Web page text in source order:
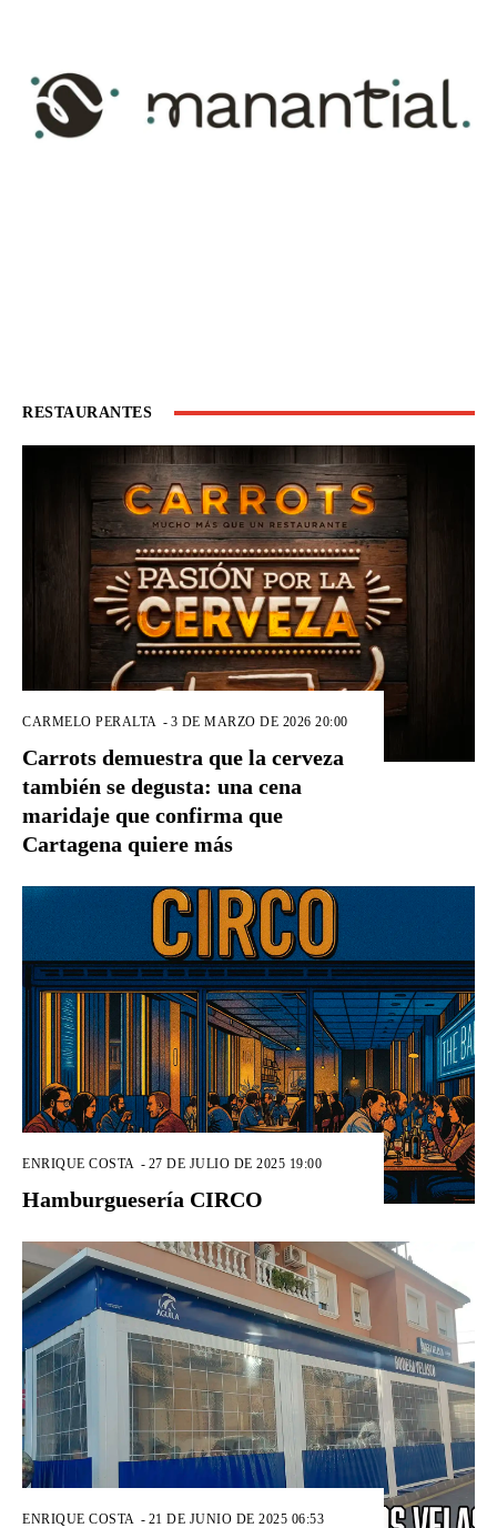
RESTAURANTES
CARMELO PERALTA - 3 DE MARZO DE 2026 20:00
Carrots demuestra que la cerveza
también se degusta: una cena
maridaje que confirma que
Cartagena quiere más
ENRIQUE COSTA - 27 DE JULIO DE 2025 19:00
Hamburguesería CIRCO
ENRIQUE COSTA - 21 DE JUNIO DE 2025 06:53